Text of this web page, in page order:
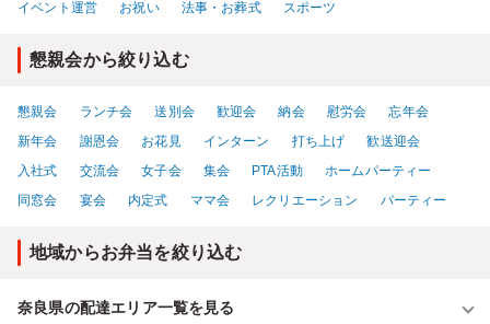
イベント運営
お祝い 法事・お葬式 スポーツ
懇親会から絞り込む
懇親会 ランチ会 送別会 歓迎会 納会 慰労会
忘年会
新年会
謝恩会 お花見 インターン 打ち上げ
歓送迎会
入社式
交流会 女子会 集会 PTA活動
ホームパーティー
同窓会
宴会 内定式 ママ会 レクリエーション パーティー
地域からお弁当を絞り込む
奈良県の配達エリア一覧を見る